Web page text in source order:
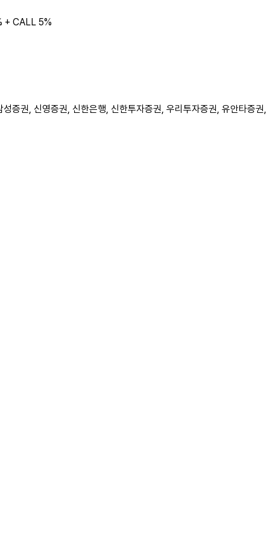
+ CALL 5%
권, 신영증권, 신한은행, 신한투자증권, 우리투자증권, 유안타증권,